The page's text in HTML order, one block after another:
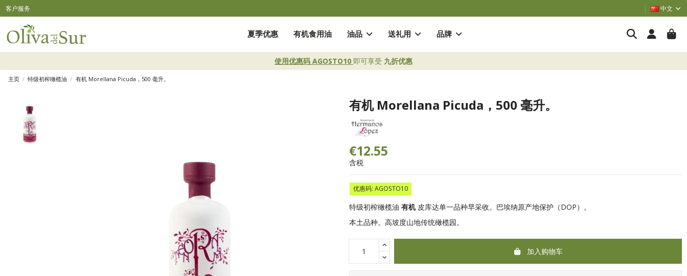
客户服务 中文
夏季优惠 有机食用油 油品 送礼用 品牌
使用优惠码 AGOSTO10 即可享受 九折优惠
主页 特级初榨橄榄油 有机 Morellana Picuda，500 毫升。
有机 Morellana Picuda，500 毫升。
€12.55
含税
优惠码: AGOSTO10
特级初榨橄榄油 有机皮库达单一品种早采收。巴埃纳原产地保护（DOP）。
本土品种。高坡度山地传统橄榄园。
加入购物车